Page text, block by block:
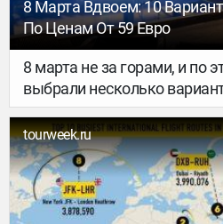
8 Марта Вдвоем: 10
По Ценам От 59 Евро
8 марта не за горами, и по
выбрали несколько
уголках Эстонии по
Спешите бронировать!
tourweek.ru